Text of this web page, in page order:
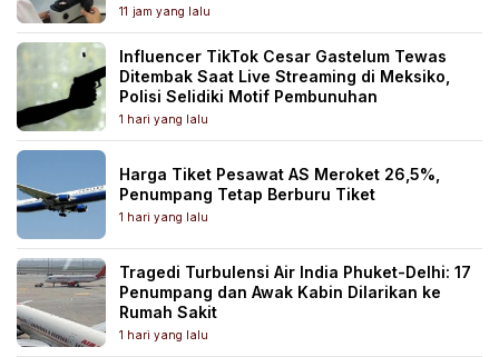
11 jam yang lalu
Influencer TikTok Cesar Gastelum Tewas
Ditembak Saat Live Streaming di Meksiko,
Polisi Selidiki Motif Pembunuhan
1 hari yang lalu
Harga Tiket Pesawat AS Meroket 26,5%,
Penumpang Tetap Berburu Tiket
1 hari yang lalu
Tragedi Turbulensi Air India Phuket-Delhi: 17
Penumpang dan Awak Kabin Dilarikan ke
Rumah Sakit
1 hari yang lalu